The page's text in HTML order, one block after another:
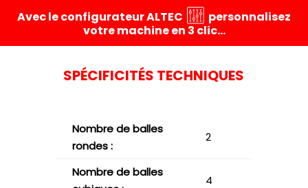
Avec le configurateur ALTEC
personnalisez
votre machine en 3 clic…
SPÉCIFICITÉS TECHNIQUES
Nombre de balles
rondes:
2
Nombre de balles
4